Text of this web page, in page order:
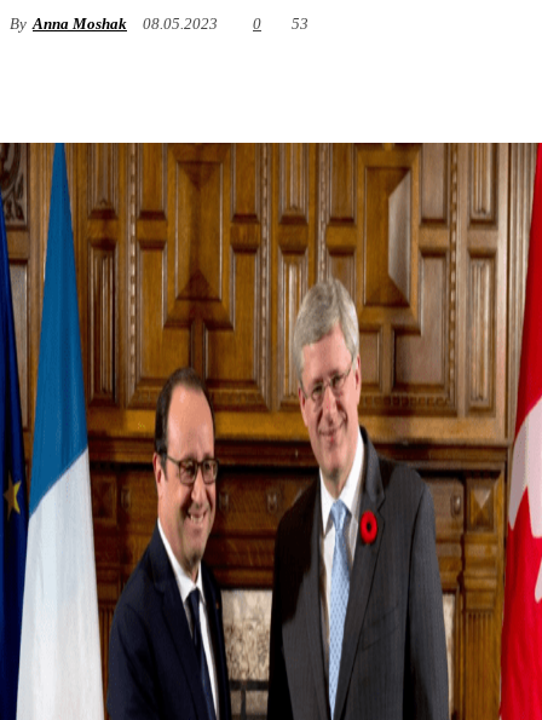
By Anna Moshak 08.05.2023 0 53